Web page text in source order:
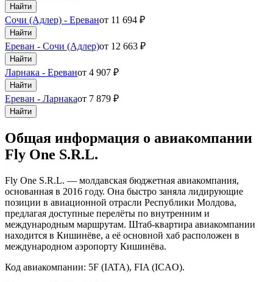
Найти
Сочи (Адлер) - Ереванот 11 694 ₽
Найти
Ереван - Сочи (Адлер)от 12 663 ₽
Найти
Ларнака - Ереванот 4 907 ₽
Найти
Ереван - Ларнакаот 7 879 ₽
Найти
Общая информация о авиакомпании
Fly One S.R.L.
Fly One S.R.L. — молдавская бюджетная авиакомпания,
основанная в 2016 году. Она быстро заняла лидирующие
позиции в авиационной отрасли Республики Молдова,
предлагая доступные перелёты по внутренним и
международным маршрутам. Штаб-квартира авиакомпании
находится в Кишинёве, а её основной хаб расположен в
международном аэропорту Кишинёва.
Код авиакомпании: 5F (IATA), FIA (ICAO).